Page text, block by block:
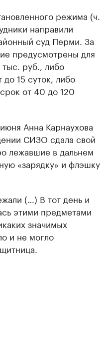
режима (ч.
направили
суд Перми. За
предусмотрены для
руб., либо
15 суток, либо
от 40 до 120
Анна Карнаухова
СИЗО сдала свой
лежавшие в дальнем
«зарядку» и флэшку
(…) В тот день и
этими предметами
значимых
и не могло